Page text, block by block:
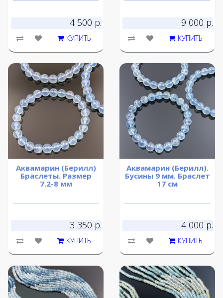
4 500 р.
КУПИТЬ
9 000 р.
КУПИТЬ
Аквамарин (Берилл)
Браслеты. Размер
7.2-8 мм
3 350 р.
КУПИТЬ
Аквамарин (Берилл).
Бусины 9 мм. Браслет
17 см
4 000 р.
КУПИТЬ